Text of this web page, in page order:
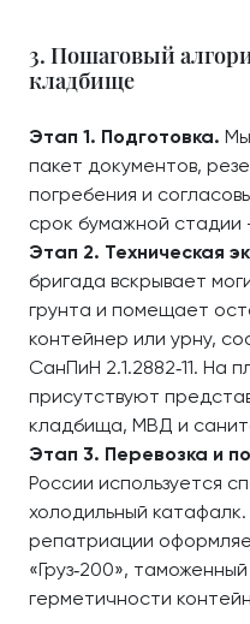
3. Пошаговый
кладбище
Этап 1. Подготовка.
пакет документов,
погребения и
срок бумажной стадии
Этап 2. Техническая
бригада вскрывает
грунта и помещает
контейнер или урну,
СанПиН 2.1.2882‑11. На
присутствуют
кладбища, МВД и
Этап 3. Перевозка и
России используется
холодильный
репатриации
«Груз‑200»,
герметичности